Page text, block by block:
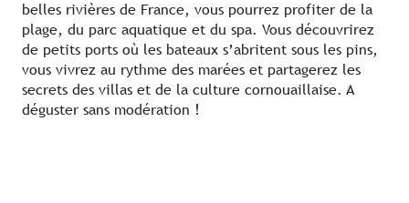
belles rivières de France, vous pourrez profiter de la
plage, du parc aquatique et du spa. Vous découvrirez
de petits ports où les bateaux s’abritent sous les pins,
vous vivrez au rythme des marées et partagerez les
secrets des villas et de la culture cornouaillaise. A
déguster sans modération !